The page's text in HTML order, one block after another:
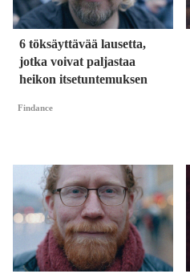
6 töksäyttävää lausetta,
jotka voivat paljastaa
heikon itsetuntemuksen
Findance